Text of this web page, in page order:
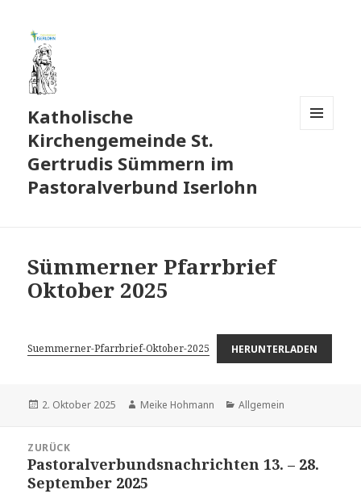
Katholische
Kirchengemeinde St.
Gertrudis Sümmern im
Pastoralverbund Iserlohn
Sümmerner Pfarrbrief
Oktober 2025
Suemmerner-Pfarrbrief-Oktober-2025 HERUNTERLADEN
Veröffentlicht
2. Oktober 2025 Autor
Meike Hohmann Kategorien
Allgemein
ZURÜCK
Vorheriger
Beitrag:
Pastoralverbundsnachrichten 13. – 28.
September 2025